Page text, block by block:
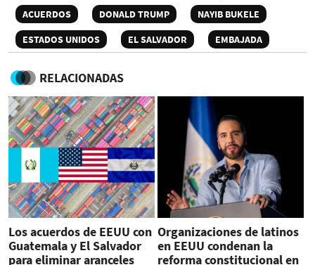
ACUERDOS
DONALD TRUMP
NAYIB BUKELE
ESTADOS UNIDOS
EL SALVADOR EMBAJADA
RELACIONADAS
Los acuerdos de EEUU con
Guatemala y El Salvador
para eliminar aranceles
Organizaciones de latinos
en EEUU condenan la
reforma constitucional en